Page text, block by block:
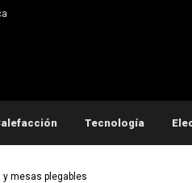
Tecnología
y mesas plegables